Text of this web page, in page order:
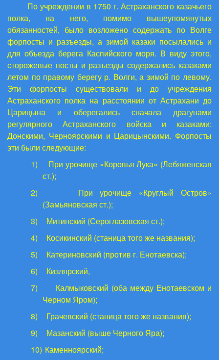
По учреждении в 1750 г. Астраханского казачьего
полка, на него, помимо вышеупомянутых
обязанностей, было возложено содержать по Волге
форпосты и разъезды, а зимой казаки посылались и
для объезда берега Каспийского моря. В виду этого,
сторожевые посты и разъезды содержались казаками
летом по правому берегу р. Волги, а зимой по левому.
Эти форпосты существовали и до учреждения
Астраханского полка на расстоянии от Астрахани до
Царицына и оберегались сначала драгунами
регулярного Астраханского войска и казаками:
Донскими, Черноярскими и Царицынскими. Форпосты
эти были следующие:
1)
При урочище «Коровья Лука» (Лебяженская
ст.);
2)
При урочище «Круглый Остров»
(Замьяновская ст.);
3)
Митинский (Сероглазовская ст.);
4)
Косикинский (станица того же названия);
5)
Катериновский (против г. Енотаевска);
6)
Кизлярский,
7)
Калмыковский (оба между Енотаевском и
Черном Яром);
8)
Грачевский (станица того же названия);
9)
Мазанский (выше Черного Яра);
10) Каменноярский;